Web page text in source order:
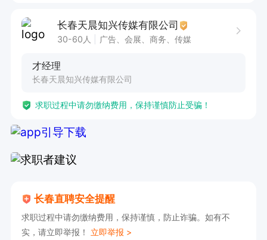
K，个人礼物收益丰厚，收益可日结。
服务培训：
特此声明：
2. 坚决抵制低俗内容，平台积极健康、纯绿色正
3. 工作环境舒适宜人，同事关系友好融洽，领导
管理稳定。享有节日福利、带薪年假、免费培训及
长春天晨知兴传媒有限公司
30-60人 广告、会展、商务、传媒
才经理
长春天晨知兴传媒有限公司
求职过程中请勿缴纳费用，保持谨慎防止受骗！
长春直聘安全提醒
求职过程中请勿缴纳费用，保持谨慎，防止诈骗。如有不
实，请立即举报！ 立即举报 >